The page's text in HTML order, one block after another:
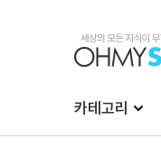
카테고리